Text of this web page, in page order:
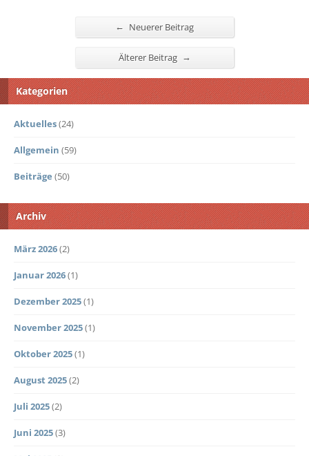
← Neuerer Beitrag
Älterer Beitrag →
Kategorien
Aktuelles(24)
Allgemein (59)
Beiträge (50)
Archiv
März 2026(2)
Januar 2026(1)
Dezember 2025(1)
November 2025(1)
Oktober 2025(1)
August 2025(2)
Juli 2025(2)
Juni 2025(3)